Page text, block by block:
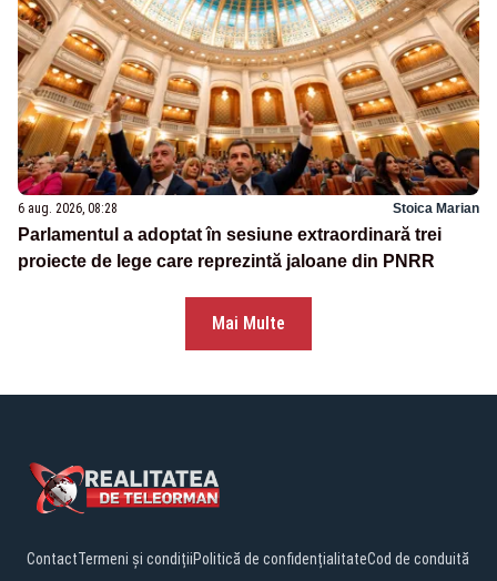
6 aug. 2026, 08:28 Stoica Marian
Parlamentul a adoptat în sesiune extraordinară trei
proiecte de lege care reprezintă jaloane din PNRR
Mai Multe
ContactTermeni și condițiiPolitică de confidențialitateCod de conduită